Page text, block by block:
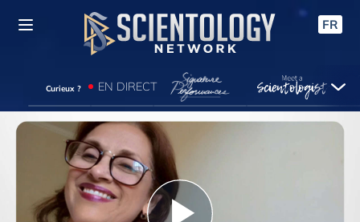
FR
Curieux ? EN DIRECT